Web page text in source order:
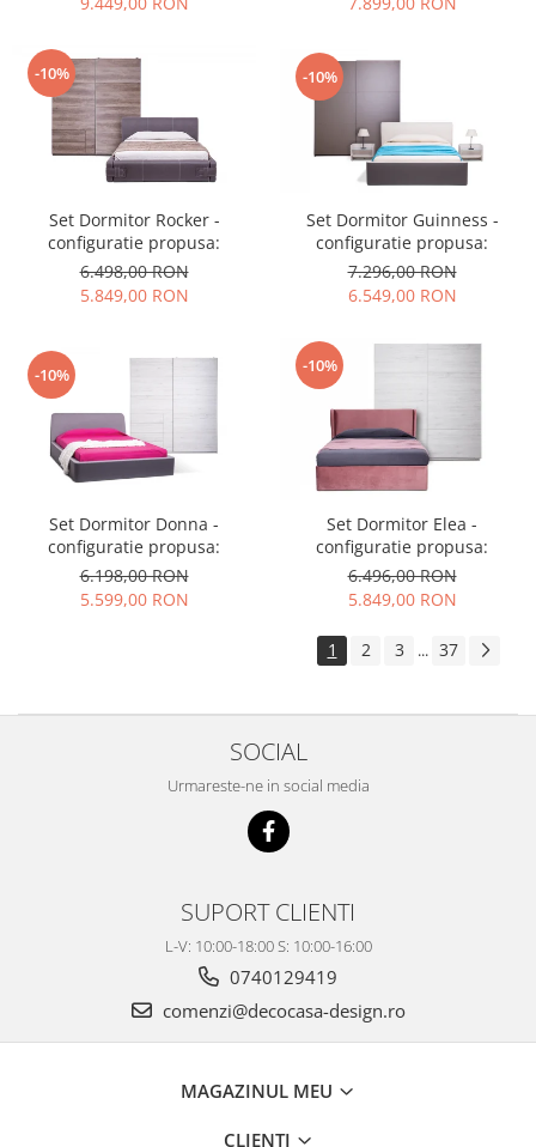
-10%
Set Dormitor Rocker -
configuratie propusa:
6.498,00 RON
5.849,00 RON
-10%
Set Dormitor Guinness -
configuratie propusa:
7.296,00 RON
6.549,00 RON
-10%
Set Dormitor Donna -
configuratie propusa:
6.198,00 RON
5.599,00 RON
-10%
Set Dormitor Elea -
configuratie propusa:
6.496,00 RON
5.849,00 RON
1 2 3 ... 37
SOCIAL
Urmareste-ne in social media
SUPORT CLIENTI
L-V: 10:00-18:00 S: 10:00-16:00
0740129419
comenzi@decocasa-design.ro
MAGAZINUL MEU
CLIENTI